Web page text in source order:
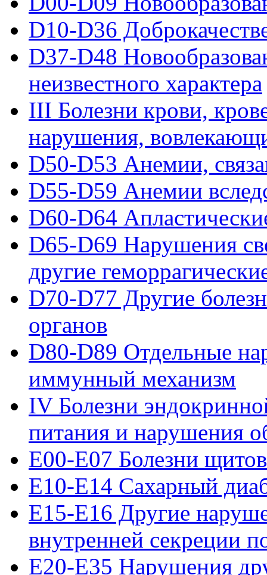
D10-D36
D37-D48
неизвестного характера
III Болезни крови,
нарушения,
D50-D53 Анемии,
D55-D59 Анемии
D60-D64
D65-D69 Нарушения
другие
D70-D77 Другие
органов
D80-D89 Отдельные
иммунный механизм
IV Болезни
питания и нарушения
E00-E07 Болезни
E10-E14 Сахарный
E15-E16 Другие
внутренней секреции
E20-E35 Нарушения